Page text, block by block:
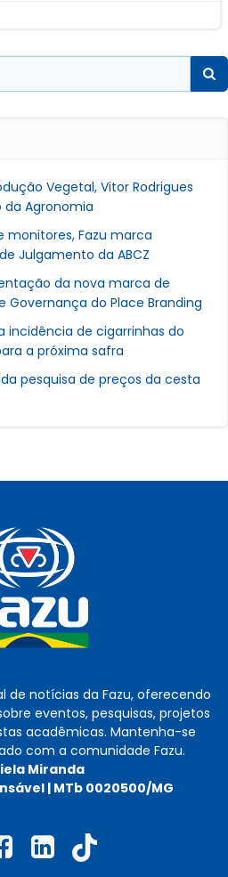
Post
Vegetal, Vitor Rodrigues
Agronomia
Fazu marca
Julgamento da ABCZ
da nova marca de
Governança do Place Branding
incidência de cigarrinhas do
a próxima safra
pesquisa de preços da cesta
de notícias da Fazu, oferecendo
eventos, pesquisas, projetos
acadêmicas. Mantenha-se
com a comunidade Fazu.
Miranda
| MTb 0020500/MG